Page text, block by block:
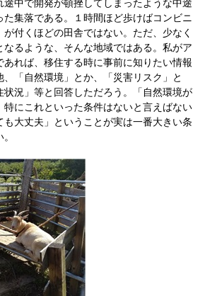
途中で開発が頓挫してしまったような中途
集落である。１時間ほど歩けばコンビニ
付くほどの田舎ではない。ただ、少なく
なるような、そんな地域ではある。私がア
あれば、移住する時に事前に知りたい情報
、「自然環境」とか、「災害リスク」と
況」等と回答しただろう。「自然環境が
特にこれといった条件はないと言えばない
大丈夫」ということが実は一番大きい条